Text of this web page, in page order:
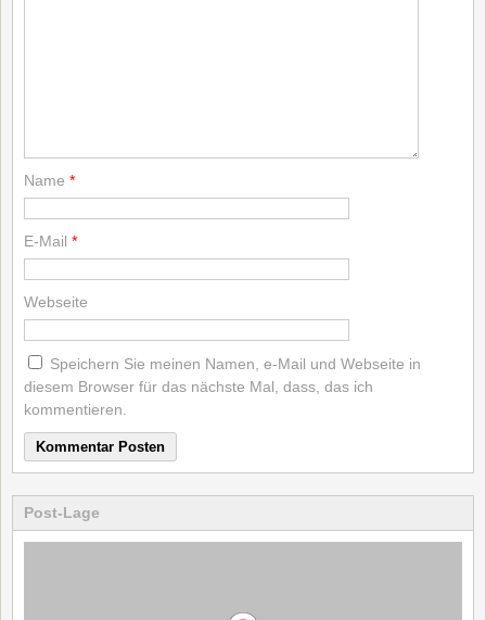
Name *
E-Mail *
Webseite
Speichern Sie meinen Namen, e-Mail und Webseite in
diesem Browser für das nächste Mal, dass, das ich
kommentieren.
Post-Lage